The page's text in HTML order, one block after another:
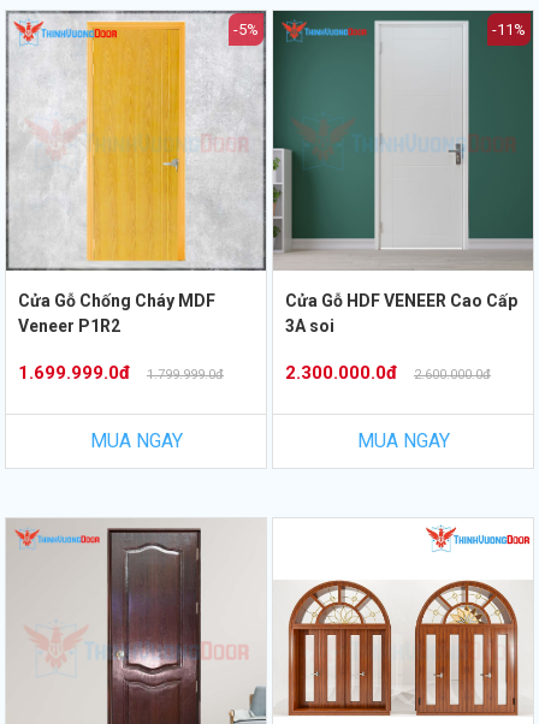
-5%
Cửa Gỗ Chống Cháy MDF
Veneer P1R2
1.699.999.0đ 1.799.999.0đ
MUA NGAY
-11%
Cửa Gỗ HDF VENEER Cao Cấp
3A soi
2.300.000.0đ 2.600.000.0đ
MUA NGAY